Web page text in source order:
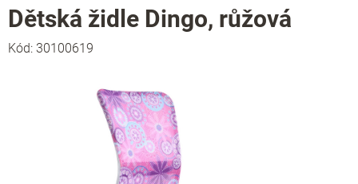
produktu
je
0,0
Dětská židle Dingo, růžová
Kód: 30100619